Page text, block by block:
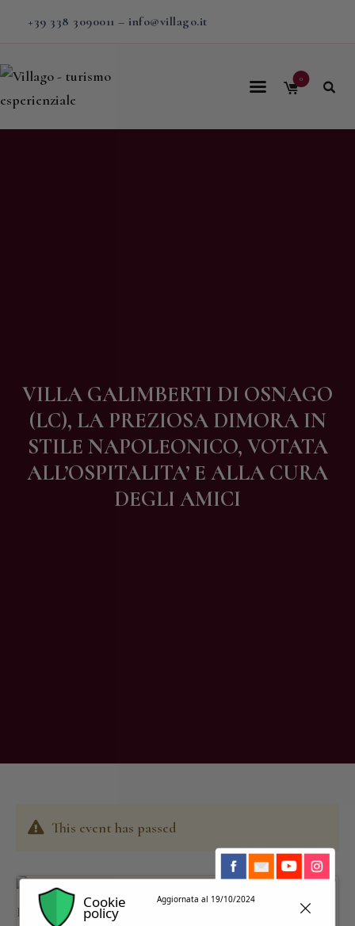
+39 338 3090011 – info@villago.it
0
VILLA GALIMBERTI DI OSNAGO
(LC), LA PREZIOSA DIMORA IN
STILE NAPOLEONICO, VOTATA
ALL’OSPITALITA’ E ALLA CURA
DEGLI AMICI
Home
This event has passed
Cookie
policy
Aggiornata al 19/10/2024